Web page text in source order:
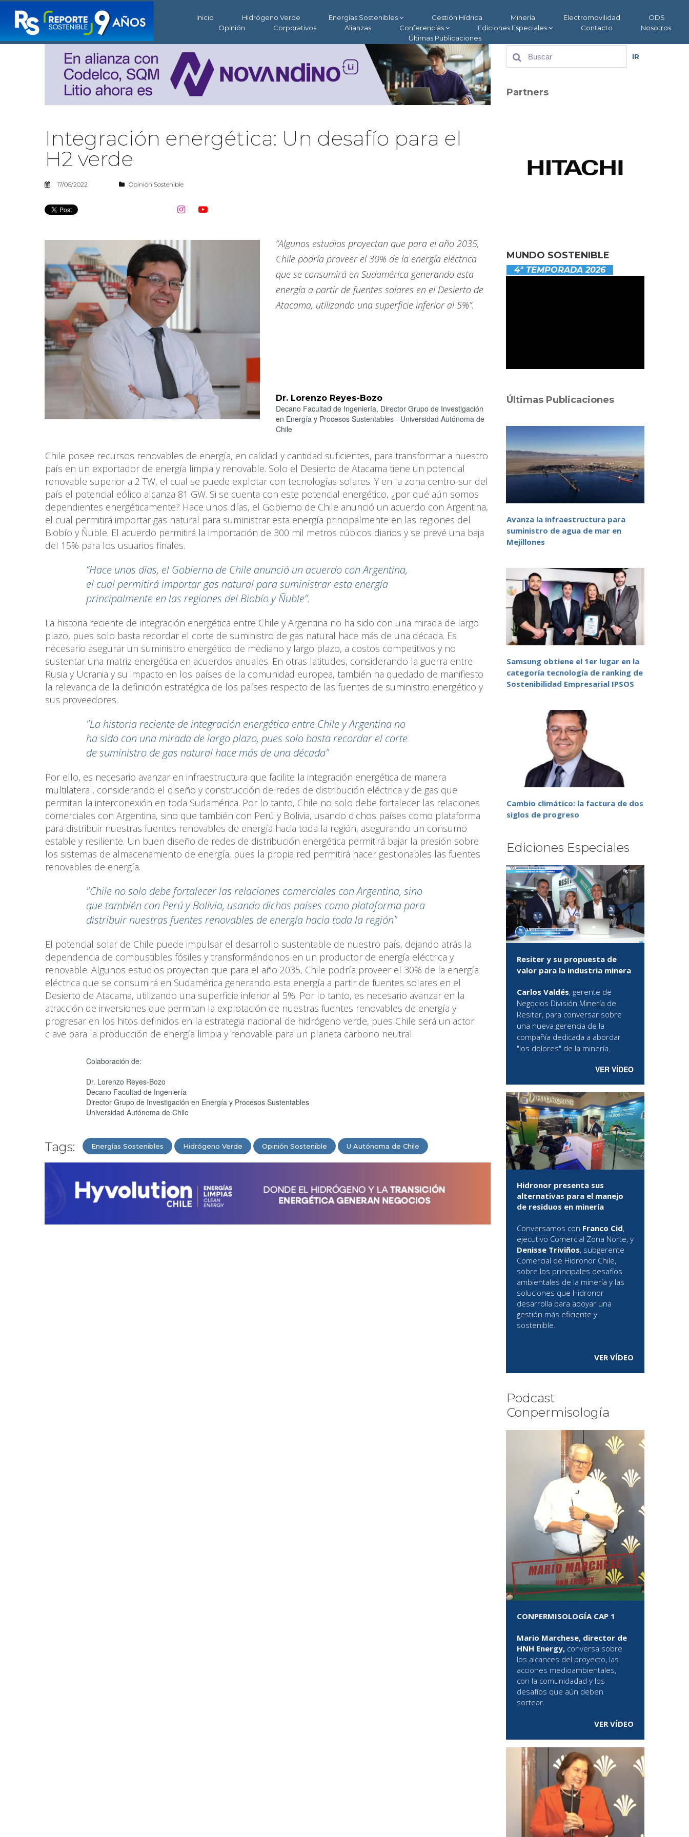
Inicio Hidrógeno Verde Energías Sostenibles Gestión Hídrica Minería Electromovilidad
ODS
Opinión
Corporativos Alianzas Conferencias Ediciones Especiales Contacto
Nosotros
Últimas Publicaciones
Integración energética: Un desafío para el
H2 verde
17/06/2022 Opinión Sostenible
 
“Algunos estudios proyectan que para el año 2035,
Chile podría proveer el 30% de la energía eléctrica
que se consumirá en Sudamérica generando esta
energía a partir de fuentes solares en el Desierto de
Atacama, utilizando una superficie inferior al 5%”.
Dr. Lorenzo Reyes-Bozo
Decano Facultad de Ingeniería, Director Grupo de Investigación
en Energía y Procesos Sustentables - Universidad Autónoma de
Chile
Chile posee recursos renovables de energía, en calidad y cantidad suficientes, para transformar a nuestro
país en un exportador de energía limpia y renovable. Solo el Desierto de Atacama tiene un potencial
renovable superior a 2 TW, el cual se puede explotar con tecnologías solares. Y en la zona centro-sur del
país el potencial eólico alcanza 81 GW. Si se cuenta con este potencial energético, ¿por qué aún somos
dependientes energéticamente? Hace unos días, el Gobierno de Chile anunció un acuerdo con Argentina,
el cual permitirá importar gas natural para suministrar esta energía principalmente en las regiones del
Biobío y Ñuble. El acuerdo permitirá la importación de 300 mil metros cúbicos diarios y se prevé una baja
del 15% para los usuarios finales.
“Hace unos días, el Gobierno de Chile anunció un acuerdo con Argentina,
el cual permitirá importar gas natural para suministrar esta energía
principalmente en las regiones del Biobío y Ñuble”.
La historia reciente de integración energética entre Chile y Argentina no ha sido con una mirada de largo
plazo, pues solo basta recordar el corte de suministro de gas natural hace más de una década. Es
necesario asegurar un suministro energético de mediano y largo plazo, a costos competitivos y no
sustentar una matriz energética en acuerdos anuales. En otras latitudes, considerando la guerra entre
Rusia y Ucrania y su impacto en los países de la comunidad europea, también ha quedado de manifiesto
la relevancia de la definición estratégica de los países respecto de las fuentes de suministro energético y
sus proveedores.
"La historia reciente de integración energética entre Chile y Argentina no
ha sido con una mirada de largo plazo, pues solo basta recordar el corte
de suministro de gas natural hace más de una década"
Por ello, es necesario avanzar en infraestructura que facilite la integración energética de manera
multilateral, considerando el diseño y construcción de redes de distribución eléctrica y de gas que
permitan la interconexión en toda Sudamérica. Por lo tanto, Chile no solo debe fortalecer las relaciones
comerciales con Argentina, sino que también con Perú y Bolivia, usando dichos países como plataforma
para distribuir nuestras fuentes renovables de energía hacia toda la región, asegurando un consumo
estable y resiliente. Un buen diseño de redes de distribución energética permitirá bajar la presión sobre
los sistemas de almacenamiento de energía, pues la propia red permitirá hacer gestionables las fuentes
renovables de energía.
"Chile no solo debe fortalecer las relaciones comerciales con Argentina, sino
que también con Perú y Bolivia, usando dichos países como plataforma para
distribuir nuestras fuentes renovables de energía hacia toda la región"
El potencial solar de Chile puede impulsar el desarrollo sustentable de nuestro país, dejando atrás la
dependencia de combustibles fósiles y transformándonos en un productor de energía eléctrica y
renovable. Algunos estudios proyectan que para el año 2035, Chile podría proveer el 30% de la energía
eléctrica que se consumirá en Sudamérica generando esta energía a partir de fuentes solares en el
Desierto de Atacama, utilizando una superficie inferior al 5%. Por lo tanto, es necesario avanzar en la
atracción de inversiones que permitan la explotación de nuestras fuentes renovables de energía y
progresar en los hitos definidos en la estrategia nacional de hidrógeno verde, pues Chile será un actor
clave para la producción de energía limpia y renovable para un planeta carbono neutral.
Colaboración de:
Dr. Lorenzo Reyes-Bozo
Decano Facultad de Ingeniería
Director Grupo de Investigación en Energía y Procesos Sustentables
Universidad Autónoma de Chile
Tags: Energías Sostenibles Hidrógeno Verde Opinión Sostenible U Autónoma de Chile
IR
Partners
MUNDO SOSTENIBLE
4ª TEMPORADA 2026
Últimas Publicaciones
Avanza la infraestructura para
suministro de agua de mar en
Mejillones
Samsung obtiene el 1er lugar en la
categoría tecnología de ranking de
Sostenibilidad Empresarial IPSOS
Cambio climático: la factura de dos
siglos de progreso
Ediciones Especiales
Resiter y su propuesta de
valor para la industria minera
Carlos Valdés, gerente de
Negocios División Minería de
Resiter, para conversar sobre
una nueva gerencia de la
compañía dedicada a abordar
"los dolores" de la minería.
VER VÍDEO
Hidronor presenta sus
alternativas para el manejo
de residuos en minería
Conversamos con Franco Cid,
ejecutivo Comercial Zona Norte, y
Denisse Triviños, subgerente
Comercial de Hidronor Chile,
sobre los principales desafíos
ambientales de la minería y las
soluciones que Hidronor
desarrolla para apoyar una
gestión más eficiente y
sostenible.
VER VÍDEO
Podcast
Conpermisología
CONPERMISOLOGÍA CAP 1
Mario Marchese, director de
HNH Energy, conversa sobre
los alcances del proyecto, las
acciones medioambientales,
con la comunidadad y los
desafíos que aún deben
sortear.
VER VÍDEO